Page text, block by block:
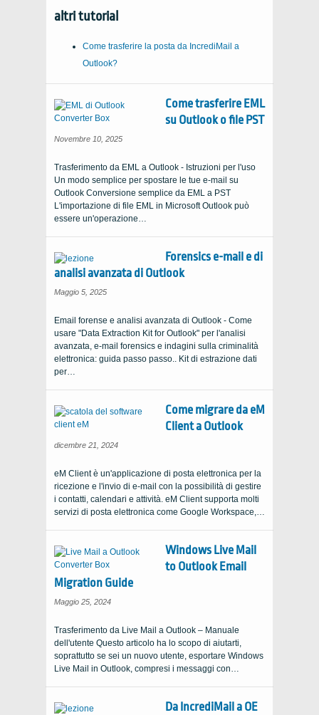
altri tutorial
Come trasferire la posta da IncrediMail a
Outlook?
Come trasferire EML
su Outlook o file PST
Novembre 10, 2025
Trasferimento da EML a Outlook - Istruzioni per l'uso
Un modo semplice per spostare le tue e-mail su
Outlook Conversione semplice da EML a PST
L'importazione di file EML in Microsoft Outlook può
essere un'operazione…
Forensics e-mail e di
analisi avanzata di Outlook
Maggio 5, 2025
Email forense e analisi avanzata di Outlook - Come
usare "Data Extraction Kit for Outlook" per l'analisi
avanzata, e-mail forensics e indagini sulla criminalità
elettronica: guida passo passo.. Kit di estrazione dati
per…
Come migrare da eM
Client a Outlook
dicembre 21, 2024
eM Client è un'applicazione di posta elettronica per la
ricezione e l'invio di e-mail con la possibilità di gestire
i contatti, calendari e attività. eM Client supporta molti
servizi di posta elettronica come Google Workspace,…
Windows Live Mail
to Outlook Email
Migration Guide
Maggio 25, 2024
Trasferimento da Live Mail a Outlook – Manuale
dell'utente Questo articolo ha lo scopo di aiutarti,
soprattutto se sei un nuovo utente, esportare Windows
Live Mail in Outlook, compresi i messaggi con…
Da IncrediMail a OE